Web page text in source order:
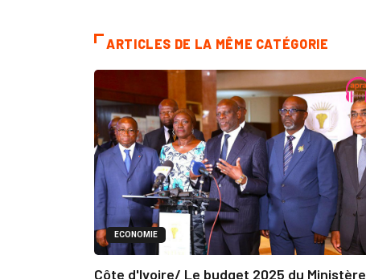
ARTICLES DE LA MÊME CATÉGORIE
ECONOMIE
Côte d'Ivoire/ Le budget 2025 du Ministère